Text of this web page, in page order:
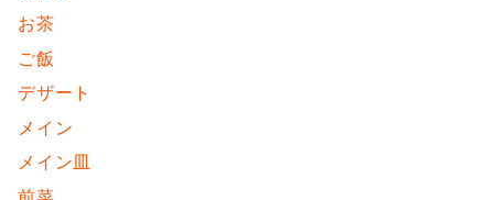
お茶
ご飯
デザート
メイン
メイン皿